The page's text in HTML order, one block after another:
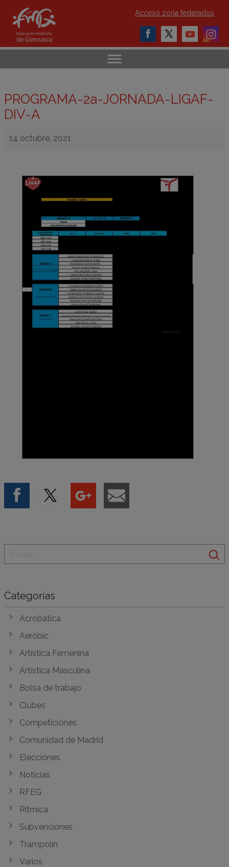
Acceso zona federados
PROGRAMA-2a-JORNADA-LIGAF-
DIV-A
14 octubre, 2021
Categorías
Acrobática
Aeróbic
Artística Femenina
Artística Masculina
Bolsa de trabajo
Clubes
Competiciones
Comunidad de Madrid
Elecciones
Noticias
RFEG
Rítmica
Subvenciones
Trampolín
Varios